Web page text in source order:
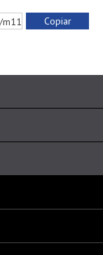
Copiar